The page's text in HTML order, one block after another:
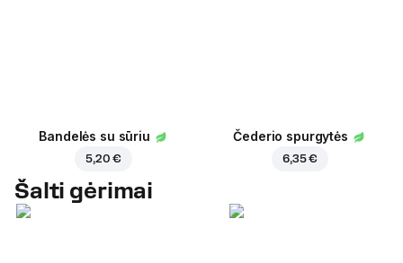
Bandelės su sūriu
5,20 €
Čederio spurgytės
6,35 €
Šalti gėrimai